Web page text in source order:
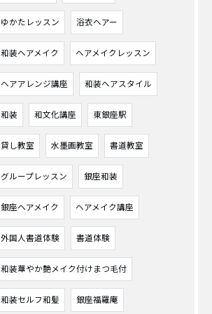
ゆかたレッスン 浴衣ヘアー
和装ヘアメイク ヘアメイクレッスン
ヘアアレンジ講座 和装ヘアスタイル
和装 和文化講座 東銀座駅
貸し教室 水墨画教室 書道教室
グループレッスン 銀座和装
銀座ヘアメイク ヘアメイク講座
外国人書道体験 書道体験
和装華やか艶メイク付けまつ毛付
和装セルフ和髪 銀座福羅庵